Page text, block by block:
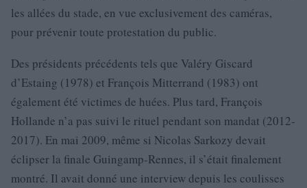
les allées du stade, en vue exclusivement des caméras,
pour prévenir toute protestation du public.
Des présidents précédents tels que Valéry Giscard
d’Estaing (1978) et François Mitterrand (1983) ont
également été victimes de huées. Plus tard, François
Hollande n’a pas suivi le rituel pendant son mandat (2012-
2017). En mai 2009, même si Nicolas Sarkozy devait
éclipser la finale Guingamp-Rennes, il s’était finalement
montré. Il avait donné une interview depuis les coulisses